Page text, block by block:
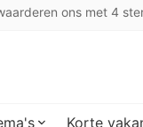
ons met 4
Korte